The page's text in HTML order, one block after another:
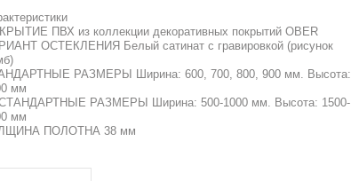
ПВХ из коллекции декоративных покрытий OBER
ОСТЕКЛЕНИЯ Белый сатинат с гравировкой (рисунок
РАЗМЕРЫ Ширина: 600, 700, 800, 900 мм. Высота:
мм
РАЗМЕРЫ Ширина: 500-1000 мм. Высота: 1500-
мм
ПОЛОТНА 38 мм